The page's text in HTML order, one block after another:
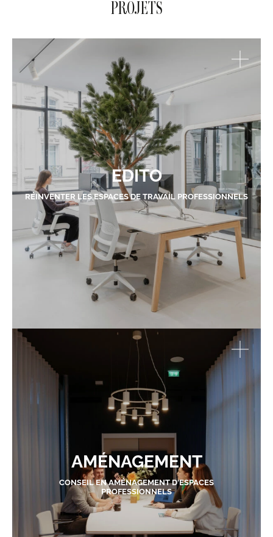
PROJETS
EDITO
RÉINVENTER LES ESPACES DE TRAVAIL PROFESSIONNELS
AMÉNAGEMENT
CONSEIL EN AMÉNAGEMENT D'ESPACES
PROFESSIONNELS